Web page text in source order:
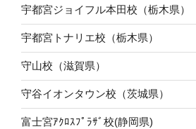
宇都宮ジョイフル本田校（栃木県）
宇都宮トナリエ校（栃木県）
守山校（滋賀県）
守谷イオンタウン校（茨城県）
富士宮ｱｸﾛｽﾌﾟﾗｻﾞ校(静岡県)